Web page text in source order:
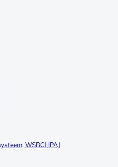
WSBCHPAJ